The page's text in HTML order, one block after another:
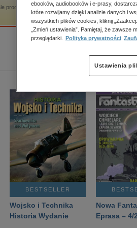
gospodarka
psychologiczne
inne
popularno-
historia
zdrowie
religie
produkt „Spotkamy się pod drzewem ombu” nie jest
BESTSELLER
Wojsko i Technika
Historia Wydanie
Nowa
Eprasa – 4/
ebooków, audiobooków i e-prasy,
które rozwijamy dzięki analizie danych i
wszystkich plików cookies, kliknij
„Zmień ustawienia”. Pamiętaj, że
przeglądarki.
Polityka prywatności
Ustawienia